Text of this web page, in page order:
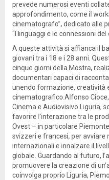
prevede numerosi eventi
approfondimento, come il
cinematografo”, dedicato alle
“I linguaggi e le connessioni
A queste attività si affianca il
giovani tra i 18 e i 28 anni.
cinque giorni della Mostra,
documentari capaci di
unendo formazione, creatività
cinematografico.Alfonso
Cinema e Audiovisivo Liguria,
favorire l’interazione tra le
Ovest – in particolare
svizzeri e francesi, per avviare
internazionali e innalzare il
globale. Guardando al futuro,
promuovere la creazione di
coinvolga proprio Liguria,